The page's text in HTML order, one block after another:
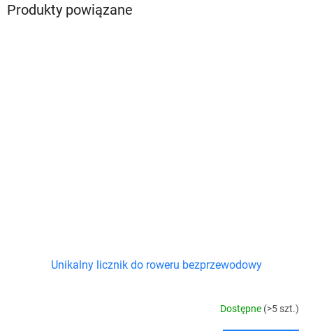
Produkty powiązane
Unikalny licznik do roweru bezprzewodowy
Dostępne (>5 szt.)